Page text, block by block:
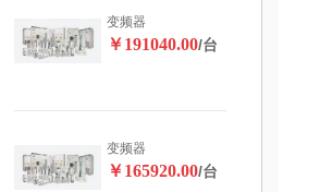
变频器
￥191040.00/台
变频器
￥165920.00/台